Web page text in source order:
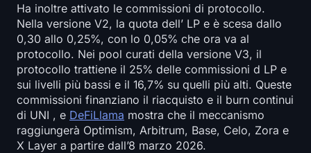
Ha inoltre attivato le commissioni di protocollo.
Nella versione V2, la quota dell’ LP e è scesa dallo
0,30 allo 0,25%, con lo 0,05% che ora va al
protocollo. Nei pool curati della versione V3, il
protocollo trattiene il 25% delle commissioni d LP e
sui livelli più bassi e il 16,7% su quelli più alti. Queste
commissioni finanziano il riacquisto e il burn continui
di UNI , e DeFiLlama mostra che il meccanismo
raggiungerà Optimism, Arbitrum, Base, Celo, Zora e
X Layer a partire dall’8 marzo 2026.